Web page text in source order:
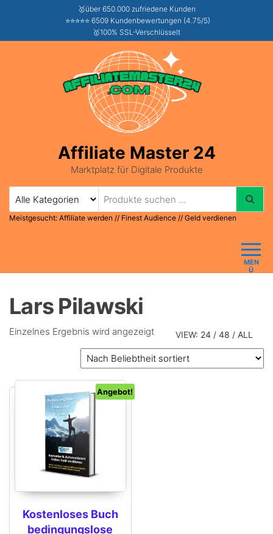
🥇über 650.000 zufriedene Kunden
⭐⭐⭐⭐⭐ 6509 Kundenbewertungen (4.75/5)
🥇100% SSL-Verschlüsselt
Affiliate Master 24
Marktplatz für Digitale Produkte
Meistgesucht: Affiliate werden // Finest Audience // Geld verdienen
MEN
Ü
Lars Pilawski
VIEW: 24 / 48 / ALL
Einzelnes Ergebnis wird angezeigt
Angebot!
Kostenloses Buch
bedingungslose